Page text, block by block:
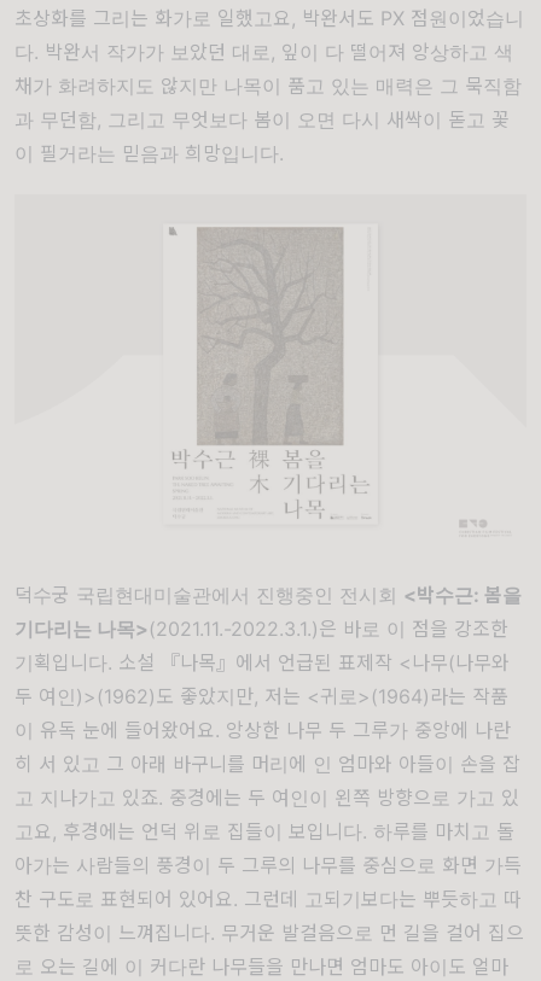
초상화를 그리는 화가로 일했고요, 박완서도 PX 점원이었습니
다. 박완서 작가가 보았던 대로, 잎이 다 떨어져 앙상하고 색
채가 화려하지도 않지만 나목이 품고 있는 매력은 그 묵직함
과 무던함, 그리고 무엇보다 봄이 오면 다시 새싹이 돋고 꽃
이 필거라는 믿음과 희망입니다.
덕수궁 국립현대미술관에서 진행중인 전시회 <박수근: 봄을
기다리는 나목> (2021.11.-2022.3.1.)은 바로 이 점을 강조한
기획입니다. 소설 『나목』에서 언급된 표제작 <나무(나무와
두 여인)>(1962)도 좋았지만, 저는 <귀로>(1964)라는 작품
이 유독 눈에 들어왔어요. 앙상한 나무 두 그루가 중앙에 나란
히 서 있고 그 아래 바구니를 머리에 인 엄마와 아들이 손을 잡
고 지나가고 있죠. 중경에는 두 여인이 왼쪽 방향으로 가고 있
고요, 후경에는 언덕 위로 집들이 보입니다. 하루를 마치고 돌
아가는 사람들의 풍경이 두 그루의 나무를 중심으로 화면 가득
찬 구도로 표현되어 있어요. 그런데 고되기보다는 뿌듯하고 따
뜻한 감성이 느껴집니다. 무거운 발걸음으로 먼 길을 걸어 집으
로 오는 길에 이 커다란 나무들을 만나면 엄마도 아이도 얼마